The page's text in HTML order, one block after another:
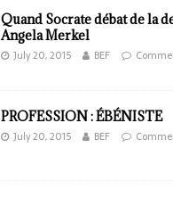
Quand Socrate débat de la
Angela Merkel
July 20, 2015 BEF
PROFESSION : ÉBÉNISTE
July 20, 2015 BEF